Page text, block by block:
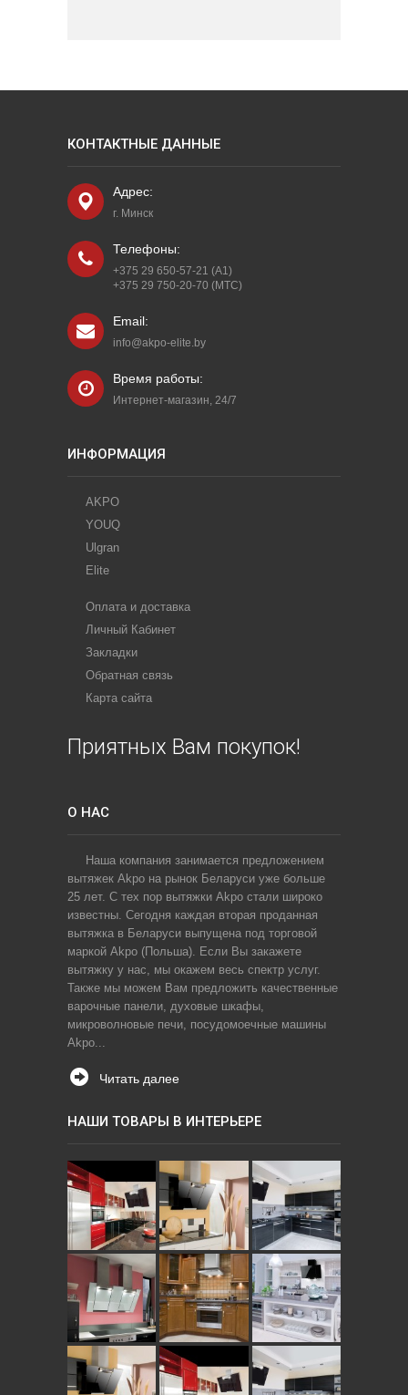
КОНТАКТНЫЕ ДАННЫЕ
Адрес:
г. Минск
Телефоны:
+375 29 650-57-21 (A1)
+375 29 750-20-70 (МТС)
Email:
info@akpo-elite.by
Время работы:
Интернет-магазин, 24/7
ИНФОРМАЦИЯ
AKPO
YOUQ
Ulgran
Elite
Оплата и доставка
Личный Кабинет
Закладки
Обратная связь
Карта сайта
Приятных Вам покупок!
О НАС
Наша компания занимается предложением
вытяжек Akpo на рынок Беларуси уже больше
25 лет. С тех пор вытяжки Akpo стали широко
известны. Сегодня каждая вторая проданная
вытяжка в Беларуси выпущена под торговой
маркой Akpo (Польша). Если Вы закажете
вытяжку у нас, мы окажем весь спектр услуг.
Также мы можем Вам предложить качественные
варочные панели, духовые шкафы,
микроволновые печи, посудомоечные машины
Akpo...
Читать далее
НАШИ ТОВАРЫ В ИНТЕРЬЕРЕ